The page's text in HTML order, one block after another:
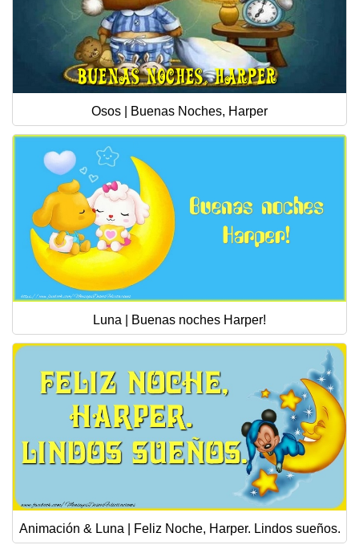
Osos | Buenas Noches, Harper
Luna | Buenas noches Harper!
Animación & Luna | Feliz Noche, Harper. Lindos sueños.